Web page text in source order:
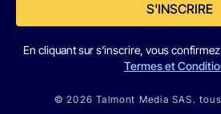
S'INSCRIRE
En cliquant sur s'inscrire, vous
Termes et
© 2026 Talmont Media SAS.